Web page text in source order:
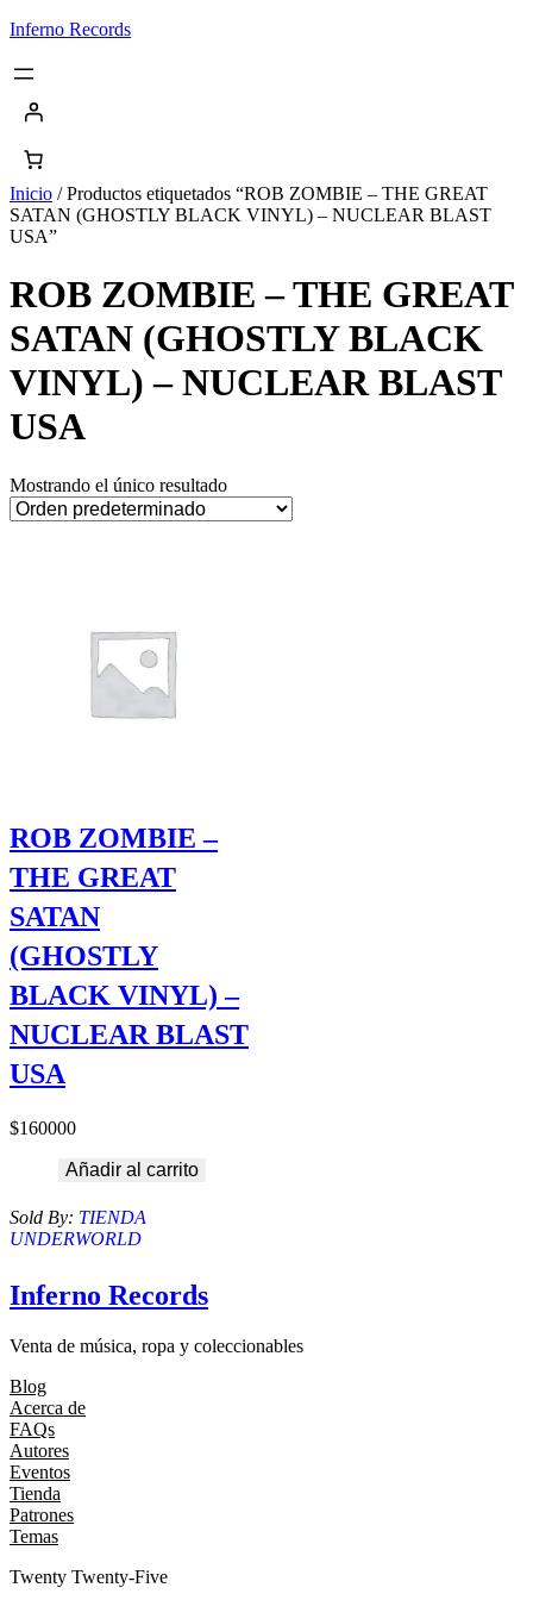
Saltar
contenido
Inferno Records
Inicio / Productos etiquetados “ROB ZOMBIE – THE GREAT
SATAN (GHOSTLY BLACK VINYL) – NUCLEAR BLAST
USA”
ROB ZOMBIE – THE GREAT
SATAN (GHOSTLY BLACK
VINYL) – NUCLEAR BLAST
USA
Mostrando el único resultado
ROB ZOMBIE –
THE GREAT
SATAN
(GHOSTLY
BLACK VINYL) –
NUCLEAR BLAST
USA
$160000
Añadir al carrito
Sold By: TIENDA
UNDERWORLD
Inferno Records
Venta de música, ropa y coleccionables
Blog
Acerca de
FAQs
Autores
Eventos
Tienda
Patrones
Temas
Twenty Twenty-Five